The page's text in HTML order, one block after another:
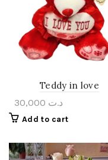
Teddy in love
د.ت
Add to cart